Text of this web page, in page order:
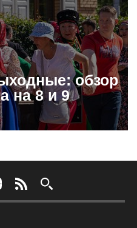
обзор
на 8 и 9